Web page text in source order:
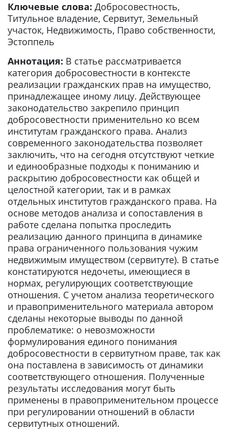
Ключевые слова: Добросовестность,
Титульное владение, Сервитут, Земельный
участок, Недвижимость, Право собственности,
Эстоппель
Аннотация: В статье рассматривается
категория добросовестности в контексте
реализации гражданских прав на имущество,
принадлежащее иному лицу. Действующее
законодательство закрепило принцип
добросовестности применительно ко всем
институтам гражданского права. Анализ
современного законодательства позволяет
заключить, что на сегодня отсутствуют четкие
и единообразные подходы к пониманию и
раскрытию добросовестности как общей и
целостной категории, так и в рамках
отдельных институтов гражданского права. На
основе методов анализа и сопоставления в
работе сделана попытка проследить
реализацию данного принципа в динамике
права ограниченного пользования чужим
недвижимым имуществом (сервитуте). В статье
констатируются недочеты, имеющиеся в
нормах, регулирующих соответствующие
отношения. С учетом анализа теоретического
и правоприменительного материала автором
сделаны некоторые выводы по данной
проблематике: о невозможности
формулирования единого понимания
добросовестности в сервитутном праве, так как
она поставлена в зависимость от динамики
соответствующего отношения. Полученные
результаты исследования могут быть
применены в правоприменительном процессе
при регулировании отношений в области
сервитутных отношений.